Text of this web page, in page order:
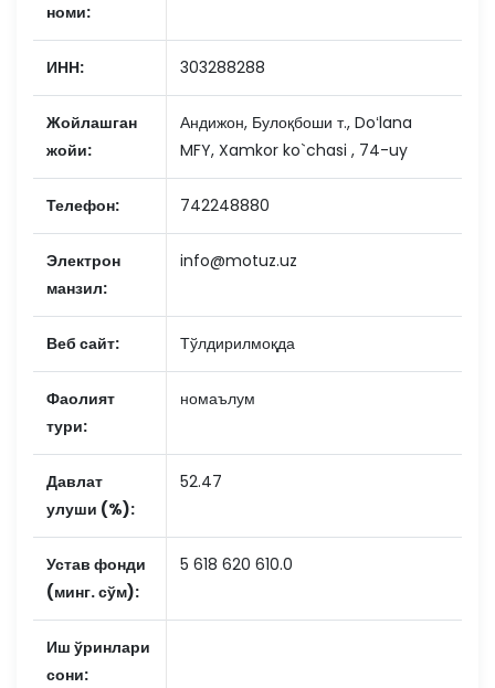
номи:
ИНН: 303288288
Жойлашган
жойи:
Андижон, Булоқбоши т., Doʻlana
MFY, Xamkor ko`chasi , 74-uy
Телефон: 742248880
Электрон
манзил:
info@motuz.uz
Веб сайт: Тўлдирилмоқда
Фаолият
тури:
номаълум
Давлат
улуши (%):
52.47
Устав фонди
(минг. сўм):
5 618 620 610.0
Иш ўринлари
сони: